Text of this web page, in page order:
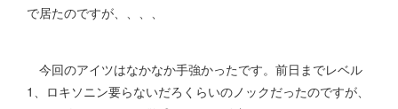
で居たのですが、、、、
今回のアイツはなかなか手強かったです。前日までレベル
1、ロキソニン要らないだろくらいのノックだったのですが、